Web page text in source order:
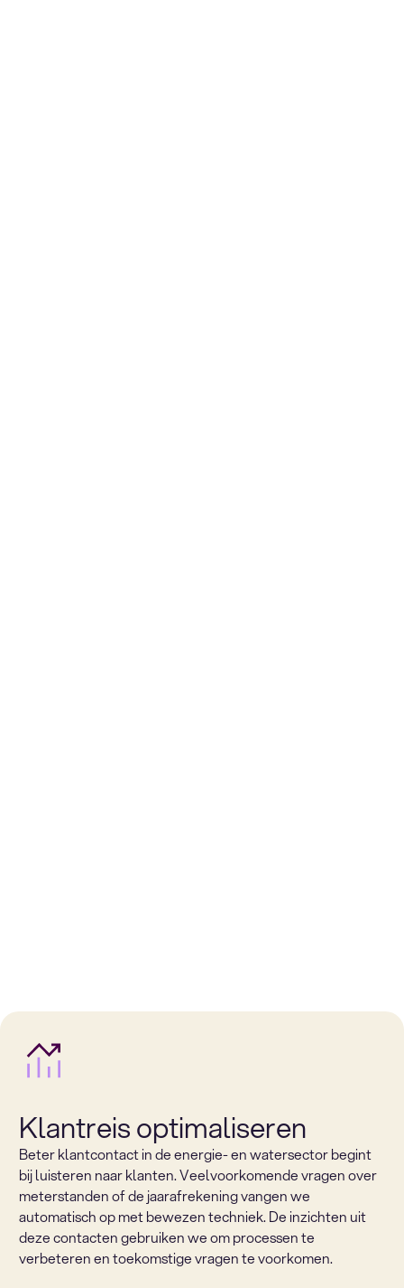
Klantreis optimaliseren
Beter klantcontact in de energie- en watersector begint
bij luisteren naar klanten. Veelvoorkomende vragen over
meterstanden of de jaarafrekening vangen we
automatisch op met bewezen techniek. De inzichten uit
deze contacten gebruiken we om processen te
verbeteren en toekomstige vragen te voorkomen.